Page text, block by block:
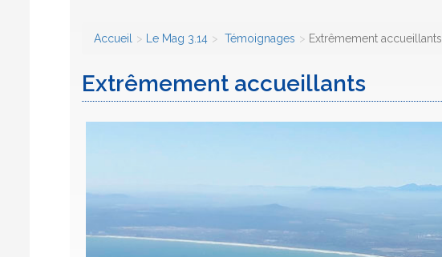
Accueil Le Mag 3.14 Témoignages Extrêmement accueillants
Extrêmement accueillants